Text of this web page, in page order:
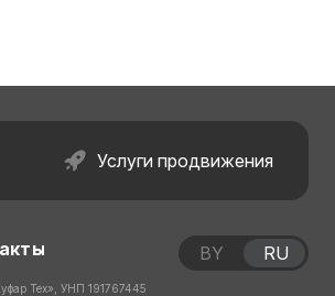
Услуги продвижения
Тех», УНП 191767445
BY RU